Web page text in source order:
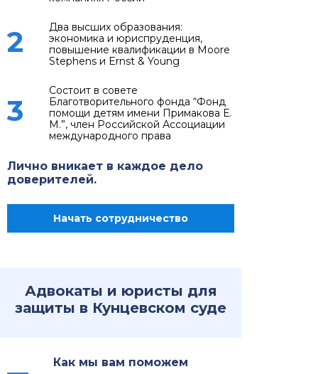
Контактная
информация
Адрес: 121351, г. Москва, ул.
Ярцевская, д.12, стр.1
Телефон: +7 (495) 417-46-75
Адрес сайта суда: https://mos-
Адрес электронной почты:
kuncevsky.msk@sudrf.ru
Дополнительные
телефоны
судопроизводства по
гражданским делам
+7 (495) 416-62-28 отдел
уголовным делам
2
Два высших образования:
экономика и юриспруденция,
повышение квалификации в Moore
Stephens и Ernst & Young
3
Состоит в совете
Благотворительного фонда “Фонд
помощи детям имени Примакова Е.
М.”, член Российской Ассоциации
международного права
Лично вникает в каждое дело
доверителей.
Начать сотрудничество
Адвокаты и юристы для
защиты в Кунцевском суде
Как мы вам поможем